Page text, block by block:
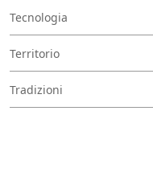
Tecnologia
Territorio
Tradizioni